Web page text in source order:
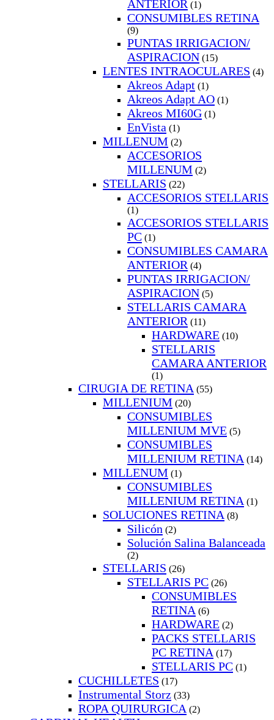
ANTERIOR (1)
CONSUMIBLES RETINA
(9)
PUNTAS IRRIGACION/
ASPIRACION (15)
LENTES INTRAOCULARES (4)
Akreos Adapt (1)
Akreos Adapt AO (1)
Akreos MI60G (1)
EnVista (1)
MILLENUM (2)
ACCESORIOS
MILLENUM (2)
STELLARIS (22)
ACCESORIOS STELLARIS
(1)
ACCESORIOS STELLARIS
PC (1)
CONSUMIBLES CAMARA
ANTERIOR (4)
PUNTAS IRRIGACION/
ASPIRACION (5)
STELLARIS CAMARA
ANTERIOR (11)
HARDWARE (10)
STELLARIS
CAMARA ANTERIOR
(1)
CIRUGIA DE RETINA (55)
MILLENIUM (20)
CONSUMIBLES
MILLENIUM MVE (5)
CONSUMIBLES
MILLENIUM RETINA (14)
MILLENUM (1)
CONSUMIBLES
MILLENIUM RETINA (1)
SOLUCIONES RETINA (8)
Silicón (2)
Solución Salina Balanceada
(2)
STELLARIS (26)
STELLARIS PC (26)
CONSUMIBLES
RETINA (6)
HARDWARE (2)
PACKS STELLARIS
PC RETINA (17)
STELLARIS PC (1)
CUCHILLETES (17)
Instrumental Storz (33)
ROPA QUIRURGICA (2)